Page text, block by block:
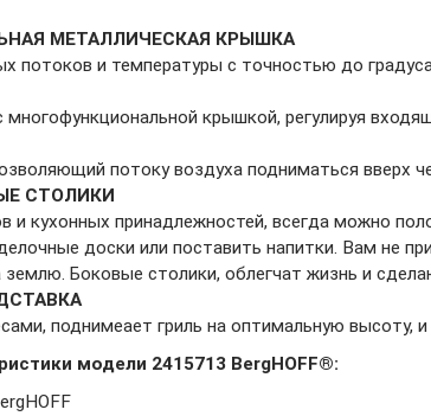
МЕТАЛЛИЧЕСКАЯ КРЫШКА
потоков и температуры с точностью до
крышкой, регулируя
потоку воздуха подниматься вверх
СТОЛИКИ
и кухонных принадлежностей, всегда можно
доски или поставить напитки. Вам не
землю. Боковые столики, облегчат жизнь и
поднимеает гриль на оптимальную высоту,
модели 2415713 BergHOFF®: